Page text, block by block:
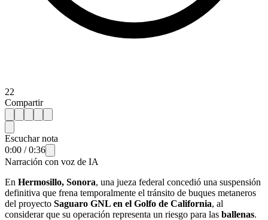
22
Compartir
Escuchar nota
0:00 /0:36
Narración con voz de IA
En Hermosillo, Sonora, una jueza federal concedió una suspensión
definitiva que frena temporalmente el tránsito de buques metaneros
del proyecto Saguaro GNL en el Golfo de California, al
considerar que su operación representa un riesgo para las ballenas.